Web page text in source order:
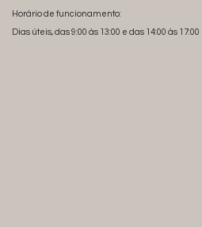
Horário de funcionamento:
Dias úteis, das 9:00 às 13:00 e das 14:00 às 17:00